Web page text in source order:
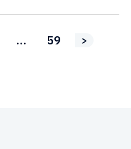
… 59 >